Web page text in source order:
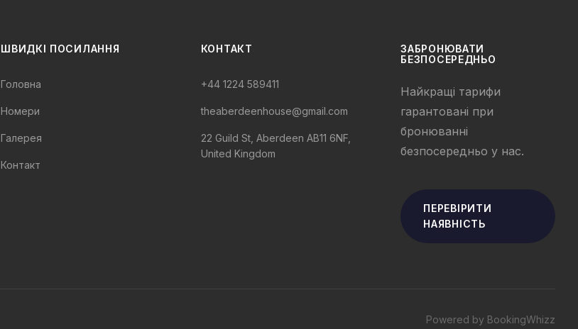
ШВИДКІ ПОСИЛАННЯ
Головна
Номери
Галерея
Контакт
КОНТАКТ
+44 1224 589411
theaberdeenhouse@gmail.com
22 Guild St, Aberdeen AB11 6NF,
United Kingdom
ЗАБРОНЮВАТИ
БЕЗПОСЕРЕДНЬО
Найкращі тарифи
гарантовані при
бронюванні
безпосередньо у нас.
ПЕРЕВІРИТИ
НАЯВНІСТЬ
Powered by BookingWhizz